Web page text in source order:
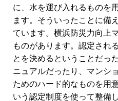
に、水を運び入れるものを
ます。そういったことに備
ています。横浜防災力向上
ものがあります。認定され
とを決めるということだっ
ニュアルだったり、マンシ
ためのハード的なものを用
いう認定制度を使って整備